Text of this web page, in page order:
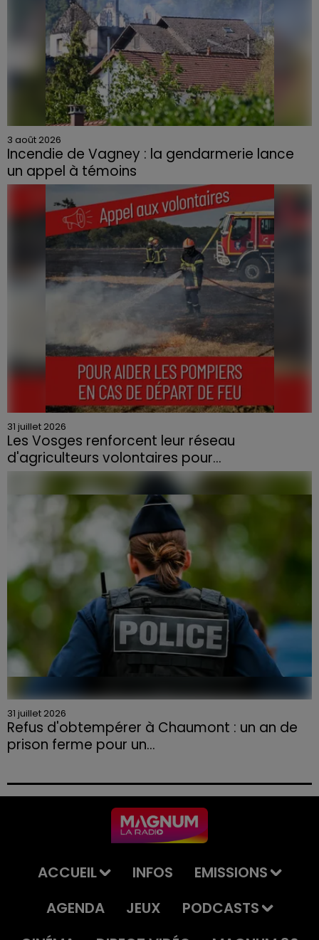
3 août 2026
Incendie de Vagney : la gendarmerie lance
un appel à témoins
Le feu, parti d'une haie avant de se propager au
quartier résidentiel, avait détruit deux habitations et
contraint à l'évacuation d'une centaine de personnes.
31 juillet 2026
Les Vosges renforcent leur réseau
d'agriculteurs volontaires pour...
Face à la sécheresse et aux risques de départs de feu,
la Chambre d'agriculture des Vosges a lancé un appel
aux agriculteurs volontaires pour venir en aide...
31 juillet 2026
Refus d'obtempérer à Chaumont : un an de
prison ferme pour un...
permis et la confiscation de son véhicule.
ACCUEIL INFOS
EMISSIONS
AGENDA
JEUX
PODCASTS